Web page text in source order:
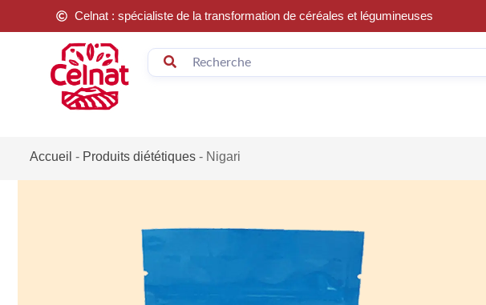
Celnat : spécialiste de la transformation de céréales et légumineuses
Accueil - Produits diététiques - Nigari